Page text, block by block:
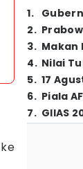
ke
1.
2.
3. Makan
4. Nilai
5. 17
6. Piala
7. GIIAS